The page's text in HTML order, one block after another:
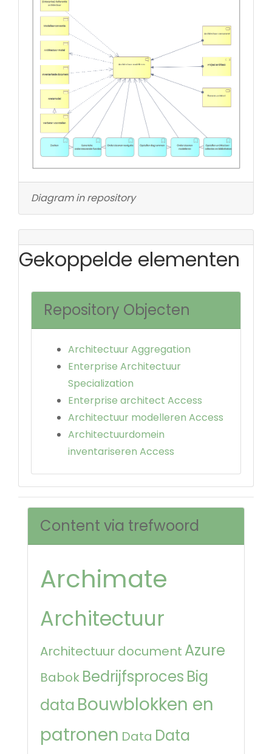
Diagram in repository
Gekoppelde elementen
Repository Objecten
Architectuur Aggregation
Enterprise Architectuur
Specialization
Enterprise architect Access
Architectuur modelleren Access
Architectuurdomein
inventariseren Access
Content via trefwoord
Archimate
Architectuur
Architectuur document Azure
Babok Bedrijfsproces Big
data Bouwblokken en
patronen Data Data